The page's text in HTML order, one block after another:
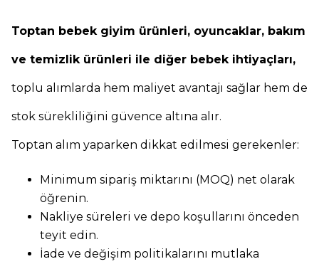
Toptan bebek giyim ürünleri, oyuncaklar, bakım
ve temizlik ürünleri ile diğer bebek ihtiyaçları,
toplu alımlarda hem maliyet avantajı sağlar hem de
stok sürekliliğini güvence altına alır.
Toptan alım yaparken dikkat edilmesi gerekenler:
Minimum sipariş miktarını (MOQ) net olarak
öğrenin.
Nakliye süreleri ve depo koşullarını önceden
teyit edin.
İade ve değişim politikalarını mutlaka